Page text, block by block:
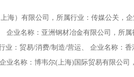
海）有限公司，所属行业：传媒公关，
企业名称：亚洲钢材冶金有限公司，所
业：贸易/消费/制造/营运、 企业名称：
业名称：博韦尔(上海)国际贸易有限公司